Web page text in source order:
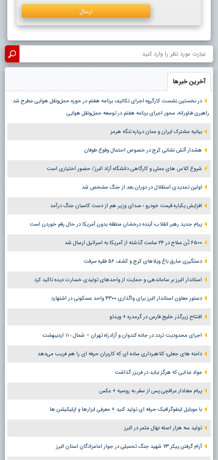
آخرین خبرها
در نخستین نشست کارگروه اجرای تکالیف برنامه هفتم در حوزه حمل‌ونقل هوایی مطرح شد:
راهبری فناورانه، محور اجرای برنامه هفتم در توسعه حمل‌ونقل هوایی
بیانیه مشترک ایران و عمان درباره تنگه هرمز
هشدار آتش نشانی کرج در خصوص احتمال وقوع طوفان
شروع کلاس های عملی و کارگاهی دانشگاه آزاد البرز/ حضور اختیاری است
اولین تمدیدی استقلال در دوران بعد از جنگ مشخص شد
افزایش یکباره قیمت خودرو ؛ صدای وزیر هم از دست کاسبان جنگ درآمد
پیام جدید رهبر انقلاب؛ آینده درخشان منطقه بدون آمریکا در حال رقم خوردن است
۶۵۰۰ تُن سلاح در ۲۴ ساعت گذشته از آمریکا به اسرائیل ارسال شد
دستگیری سارق باغ ویلاهای کرج و کشف ۵۶ فقره سرقت
استاندار البرز بر ساماندهی و حمایت از واحدهای تولیدی خسارت دیده تاکید کرد
دستور معاون استاندار البرز برای واگذاری ۴۳۰۰ واحد مسکونی در اشتهارد
افتتاح زیرگذر خلیج فارس در گرمدره + ویدئو
اجرای محدودیت تردد در جاده کندوان و آزادراه تهران – شمال ؛ ١١ اردیبهشت
دامنه های جعلی؛ کلاهبرداری ساده ای که کاربران حرفه ای را هم فریب می‌دهد
مواد غذایی که هرگز نباید در فریزر گذاشت
پیام معنادار عراقچی پس از سفر به روسیه + عکس
با موبایل اینفوگرافیک حرفه ای تولید کنید + معرفی ابزارها و اپلیکیشن ها
تولید سه هزار اصله نهال مثمر در البرز
آرام گرفتن پیکر ۷۳ شهید جنگ تحمیلی در جوار امامزادگان استان البرز